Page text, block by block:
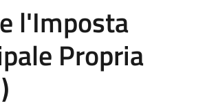
l'Imposta
Propria